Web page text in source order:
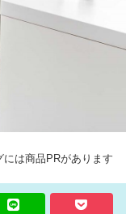
には商品PRがあります